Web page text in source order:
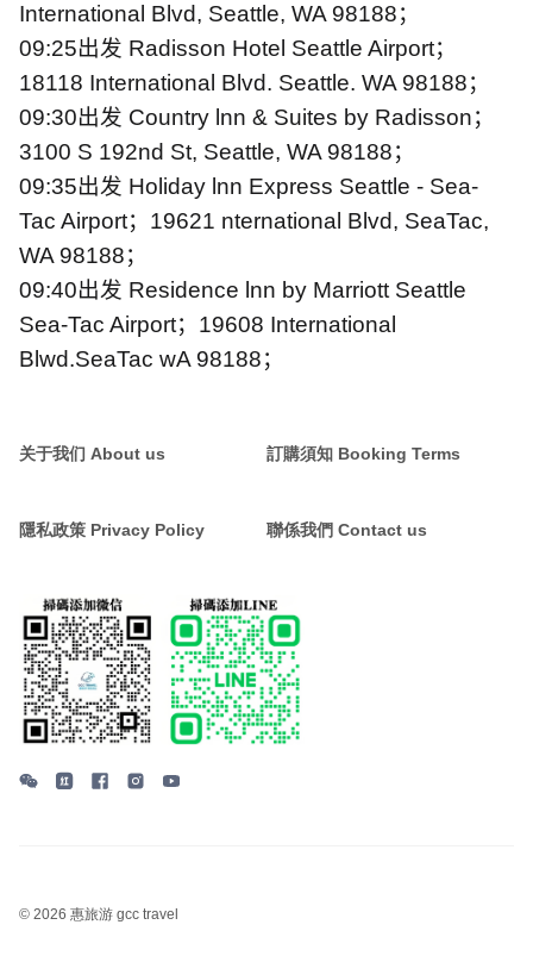
International Blvd, Seattle, WA 98188；
09:25出发 Radisson Hotel Seattle Airport；
18118 International Blvd. Seattle. WA 98188；
09:30出发 Country lnn & Suites by Radisson；
3100 S 192nd St, Seattle, WA 98188；
09:35出发 Holiday lnn Express Seattle - Sea-
Tac Airport； 19621 nternational Blvd, SeaTac,
WA 98188；
09:40出发 Residence lnn by Marriott Seattle
Sea-Tac Airport； 19608 International
Blwd.SeaTac wA 98188；
关于我们 About us 訂購須知 Booking Terms
隱私政策 Privacy Policy 聯係我們 Contact us
© 2026 惠旅游 gcc travel